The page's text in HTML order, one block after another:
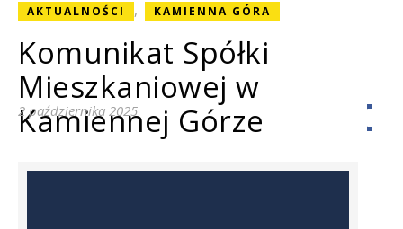
AKTUALNOŚCI , KAMIENNA GÓRA
Komunikat Spółki
Mieszkaniowej w
Kamiennej Górze
2 października 2025